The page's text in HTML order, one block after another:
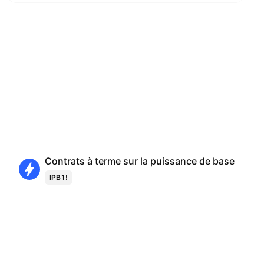
Contrats à terme sur la puissance de base
IPB1!